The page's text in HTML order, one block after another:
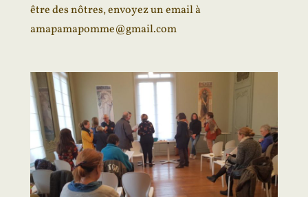
être des nôtres, envoyez un email à
amapamapomme@gmail.com